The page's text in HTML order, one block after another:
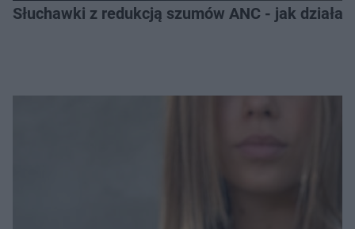
Słuchawki z redukcją szumów ANC - jak